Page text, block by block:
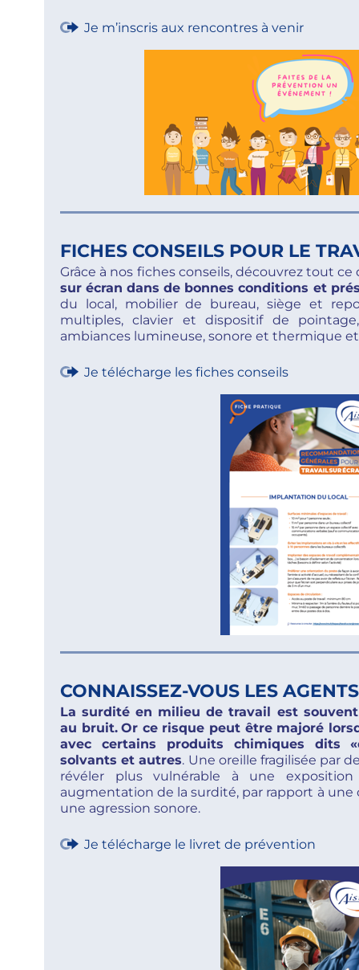
Je m’inscris aux rencontres à venir
FICHES CONSEILS POUR LE
Grâce à nos fiches conseils, découvrez tout ce
sur écran dans de bonnes conditions et
du local, mobilier de bureau, siège et
multiples, clavier et dispositif de
ambiances lumineuse, sonore et thermique
Je télécharge les fiches conseils
CONNAISSEZ-VOUS LES
La surdité en milieu de travail est
au bruit. Or ce risque peut être majoré
avec certains produits chimiques dits
solvants et autres. Une oreille fragilisée par
révéler plus vulnérable à une
augmentation de la surdité, par rapport à
une agression sonore.
Je télécharge le livret de prévention